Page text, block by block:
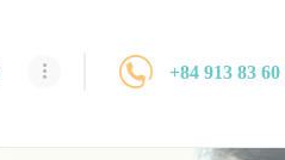
+84 913 83 60